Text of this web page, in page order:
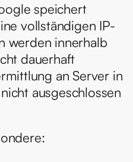
speichert
vollständigen IP-
werden innerhalb
dauerhaft
an Server in
ausgeschlossen